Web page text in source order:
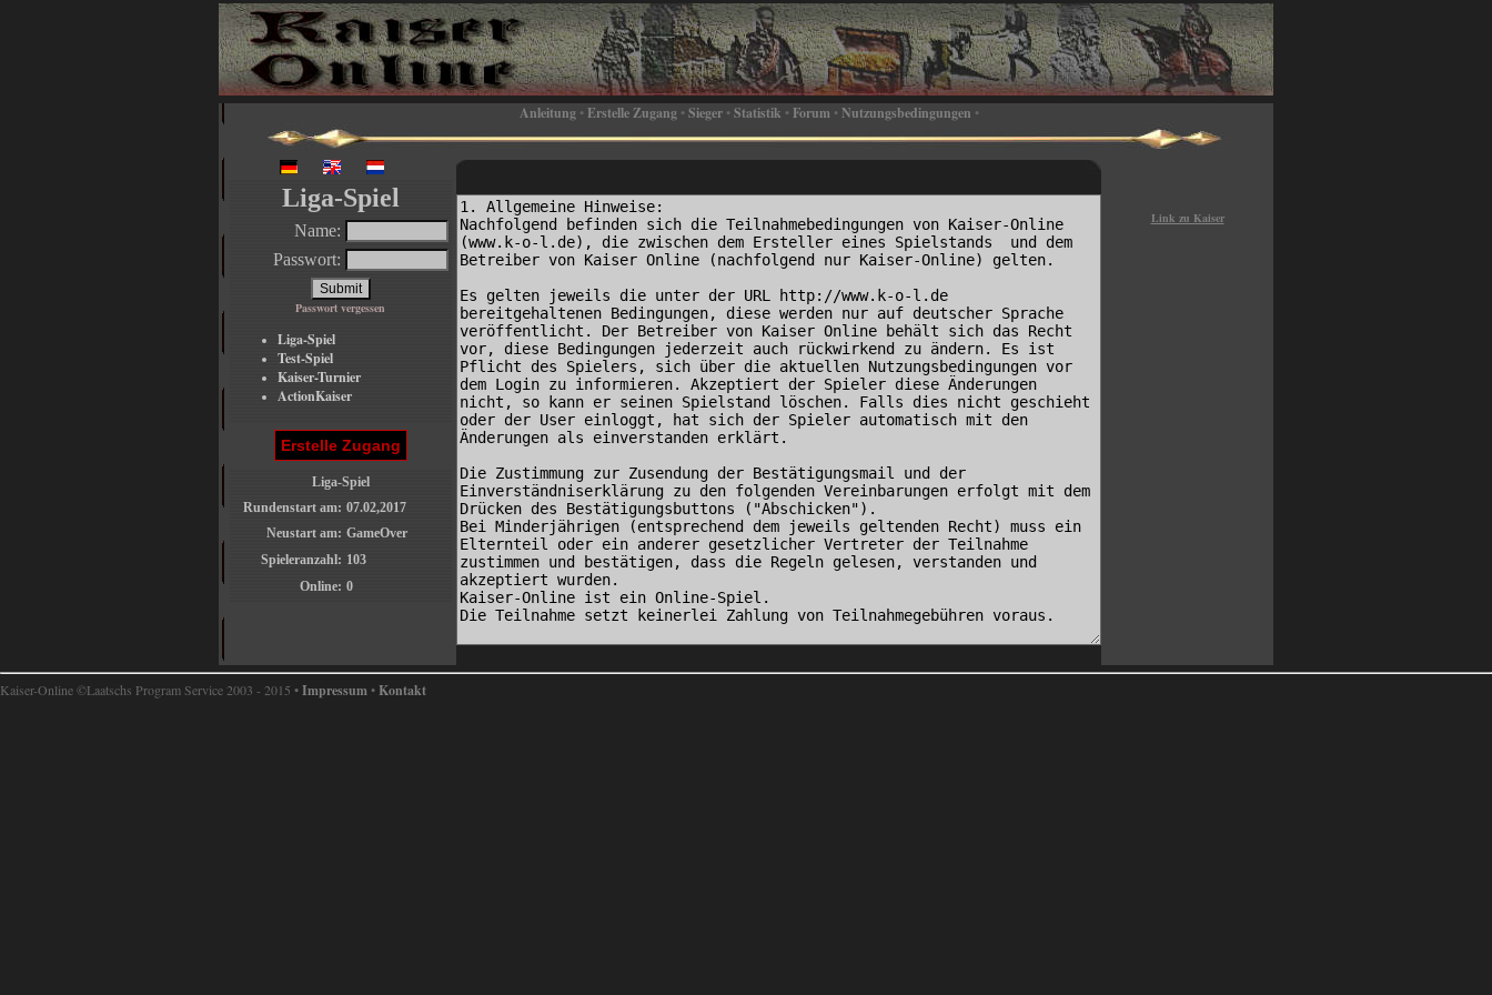
Anleitung • Erstelle Zugang • Sieger • Statistik • Forum • Nutzungsbedingungen •
Liga-Spiel
Name:
Passwort:
Passwort vergessen
Liga-Spiel
Test-Spiel
Kaiser-Turnier
ActionKaiser
Erstelle Zugang
Liga-Spiel
Rundenstart am: 07.02,2017
Neustart am: GameOver
Spieleranzahl: 103
Online: 0
Link zu Kaiser
Kaiser-Online ©Laatschs Program Service 2003 - 2015 •Impressum•Kontakt